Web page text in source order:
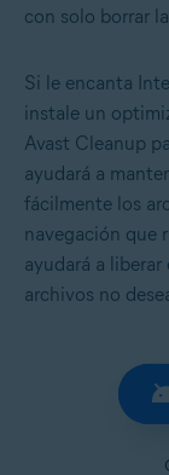
con solo borrar
Si le encanta
instale un
Avast Cleanup
ayudará a
fácilmente los
navegación que
ayudará a
archivos no